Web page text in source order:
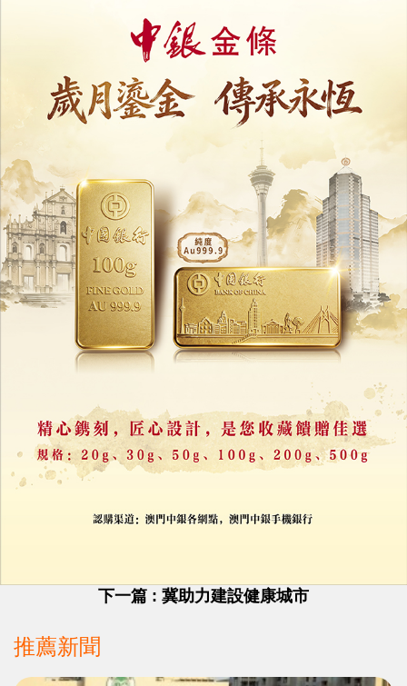
註冊 / 登錄
收藏
下一篇 : 冀助力建設健康城市
推薦新聞